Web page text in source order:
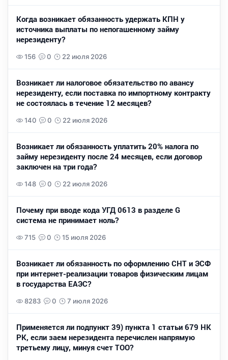
Когда возникает обязанность удержать КПН у
источника выплаты по непогашенному займу
нерезиденту?
156 0 22 июля 2026
Возникает ли налоговое обязательство по авансу
нерезиденту, если поставка по импортному контракту
не состоялась в течение 12 месяцев?
140 0 22 июля 2026
Возникает ли обязанность уплатить 20% налога по
займу нерезиденту после 24 месяцев, если договор
заключен на три года?
148 0 22 июля 2026
Почему при вводе кода УГД 0613 в разделе G
система не принимает ноль?
715 0 15 июля 2026
Возникает ли обязанность по оформлению СНТ и ЭСФ
при интернет-реализации товаров физическим лицам
в государства ЕАЭС?
8283 0 7 июля 2026
Применяется ли подпункт 39) пункта 1 статьи 679 НК
РК, если заем нерезидента перечислен напрямую
третьему лицу, минуя счет ТОО?